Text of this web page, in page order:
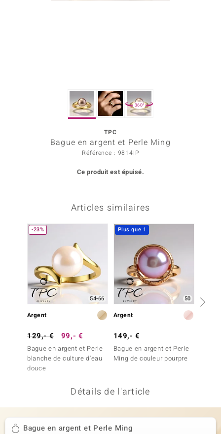
Collection
360°
TPC
Bague en argent et Perle Ming
Référence : 9814IP
Ce produit est épuisé.
Articles similaires
-23%
54-66
Argent
129,- € 99,- €
Bague en argent et Perle
blanche de culture d'eau
douce
Plus que 1
50
Argent
149,- €
Bague en argent et Perle
Ming de couleur pourpre
Détails de l'article
Bague en argent et Perle Ming